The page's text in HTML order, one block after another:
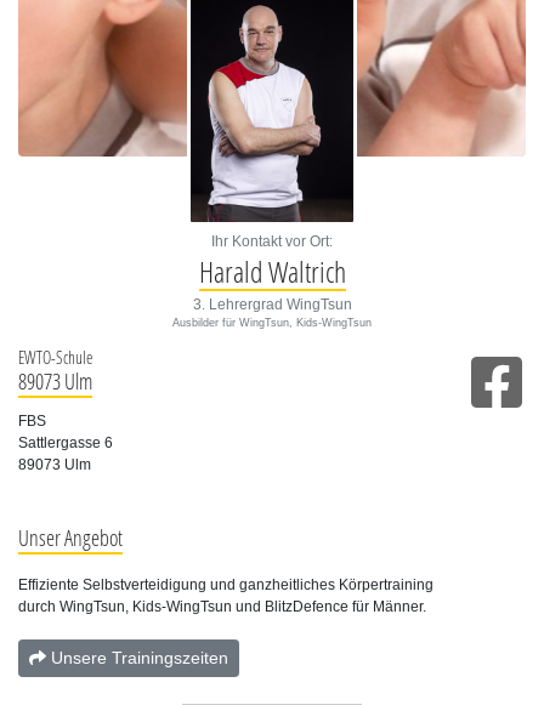
Ihr Kontakt vor Ort:
Harald Waltrich
3. Lehrergrad WingTsun
Ausbilder für WingTsun, Kids-WingTsun
EWTO-Schule
89073 Ulm
FBS
Sattlergasse 6
89073 Ulm
Unser Angebot
Effiziente Selbstverteidigung und ganzheitliches Körpertraining
durch WingTsun, Kids-WingTsun und BlitzDefence für Männer.
Unsere Trainingszeiten